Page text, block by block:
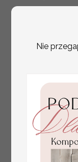
Nie